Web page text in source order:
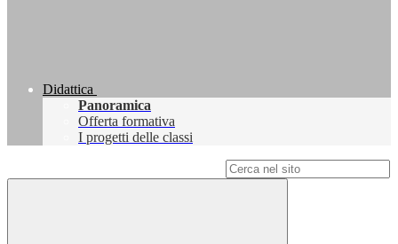
Didattica
Panoramica
Offerta formativa
I progetti delle classi